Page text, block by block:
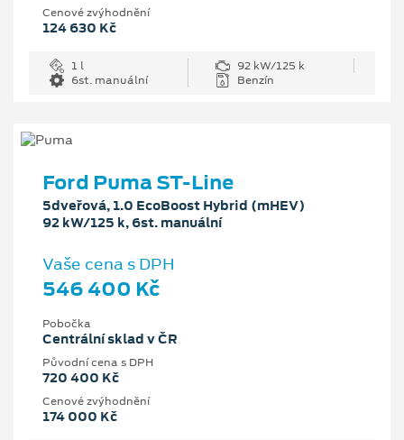
Cenové zvýhodnění
124 630 Kč
1 l
92 kW/125 k
6st. manuální
Benzín
Ford Puma ST-Line
5dveřová, 1.0 EcoBoost Hybrid (mHEV)
92 kW/125 k, 6st. manuální
Vaše cena s DPH
546 400 Kč
Pobočka
Centrální sklad v ČR
Původní cena s DPH
720 400 Kč
Cenové zvýhodnění
174 000 Kč